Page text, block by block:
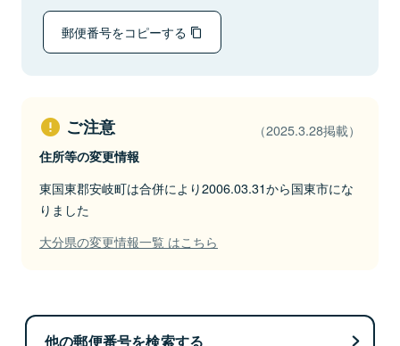
郵便番号をコピーする
ご注意 （2025.3.28掲載）
住所等の変更情報
東国東郡安岐町は合併により2006.03.31から国東市にな
りました
大分県の変更情報一覧 はこちら
他の郵便番号を検索する